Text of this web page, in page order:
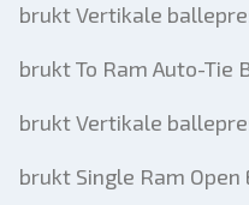
brukt Vertikale
brukt To Ram Auto-Tie
brukt Vertikale
brukt Single Ram